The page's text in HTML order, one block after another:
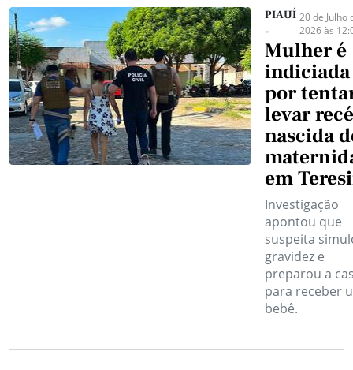
PIAUÍ
-
20 de Julho
2026 às
Mulher é
indiciada
por
levar
nascida
em
Investigação
apontou que
suspeita
gravidez e
preparou a
para receber
bebê.